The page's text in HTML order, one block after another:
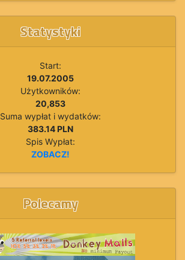
Statystyki
Start:
19.07.2005
Użytkowników:
20,853
Suma wypłat i wydatków:
383.14 PLN
Spis Wypłat:
ZOBACZ!
Polecamy